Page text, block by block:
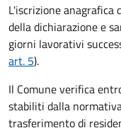
L'iscrizione anagrafica
della dichiarazione e
giorni lavorativi
art. 5).
Il Comune verifica
stabiliti dalla
trasferimento di